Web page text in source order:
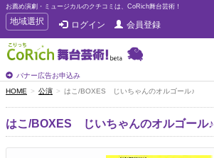
お薦め演劇・ミュージカルのクチコミは、CoRich舞台芸術！
T
o
g
g
e
n
a
v
i
地域選択 ログイン 会員登録
バナー広告お申込み
HOME 公演 はこ/BOXES じいちゃんのオルゴール♪
はこ/BOXES じいちゃんのオルゴール♪